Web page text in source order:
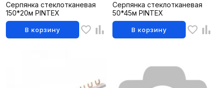
Серпянка стеклотканевая
150*20м PINTEX
В корзину
Серпянка стеклотканевая
50*45м PINTEX
В корзину